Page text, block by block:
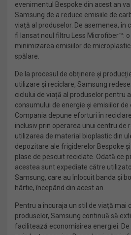
evenimentul Bespoke din acest an
Samsung de a reduce emisiile de
viață al produselor. De asemenea, în
fi lansat noul filtru Less Microfiber™:
minimizarea emisiilor de
spălare.
De la procesul de obținere și
utilizare și reciclare, Samsung
ciclului de viață al produselor pentru
consumului de energie și emisiilor de
Compania depune eforturi în
inclusiv prin operarea unui centru de
utilizarea de material bioplastic din
depozitare ale frigiderelor Bespoke
plase de pescuit reciclate. Odată ce
acestea sunt expediate către
Samsung, care au înlocuit banda și
hârtie, începând din acest an.
Pentru a încuraja un stil de viață mai
produselor, Samsung continuă să
facilitează economisirea energiei. De